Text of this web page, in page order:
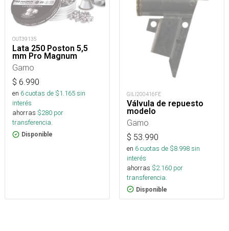
OUT39135
Lata 250 Poston 5,5
mm Pro Magnum
Gamo
$ 6.990
en 6cuotas de $1.165sin
interés
ahorras $280 por
transferencia.
Disponible
GILI200416FE
Válvula de repuesto
modelo
Gamo
$ 53.990
en 6cuotas de $8.998sin
interés
ahorras $2.160 por
transferencia.
Disponible